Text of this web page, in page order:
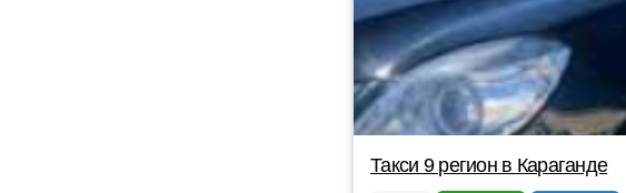
Такси 9 регион в Караганде